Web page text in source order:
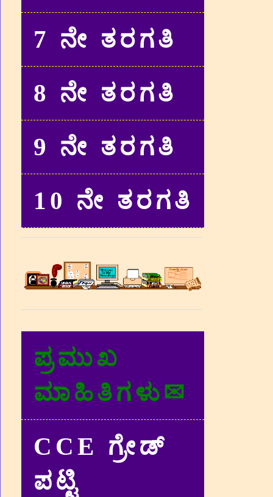
7 ನೇ ತರಗತಿ
8 ನೇ ತರಗತಿ
9 ನೇ ತರಗತಿ
10 ನೇ ತರಗತಿ
ಪ್ರಮುಖ
ಮಾಹಿತಿಗಳು✉
CCE ಗ್ರೇಡ್‌
ಪಟ್ಟಿ